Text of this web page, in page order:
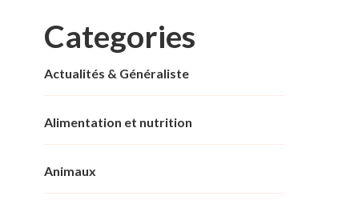
Categories
Actualités & Généraliste
Alimentation et nutrition
Animaux